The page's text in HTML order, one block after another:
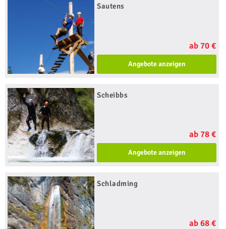
Sautens
ab 70 €
Angebote anzeigen
Scheibbs
ab 78 €
Angebote anzeigen
Schladming
ab 68 €